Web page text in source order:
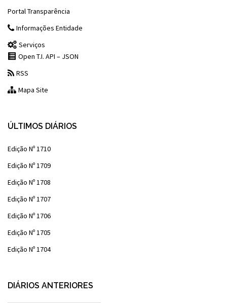
Portal Transparência
Informações Entidade
Serviços
Open T.I. API – JSON
RSS
Mapa Site
ÚLTIMOS DIÁRIOS
Edição Nº 1710
Edição Nº 1709
Edição Nº 1708
Edição Nº 1707
Edição Nº 1706
Edição Nº 1705
Edição Nº 1704
DIÁRIOS ANTERIORES